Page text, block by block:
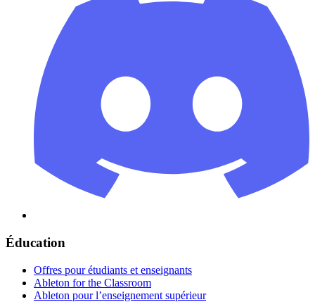
Éducation
Offres pour étudiants et enseignants
Ableton for the Classroom
Ableton pour l’enseignement supérieur